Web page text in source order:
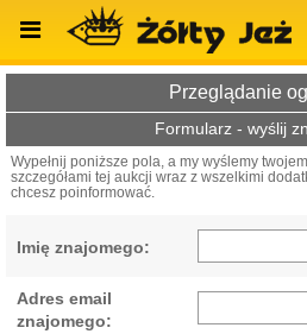
Wyszukiwanie
Przeglądanie
Formularz - wyślij
Wypełnij poniższe pola, a my wyślemy
szczegółami tej aukcji wraz z wszelkimi
chcesz poinformować.
Imię znajomego:
Adres email
znajomego: